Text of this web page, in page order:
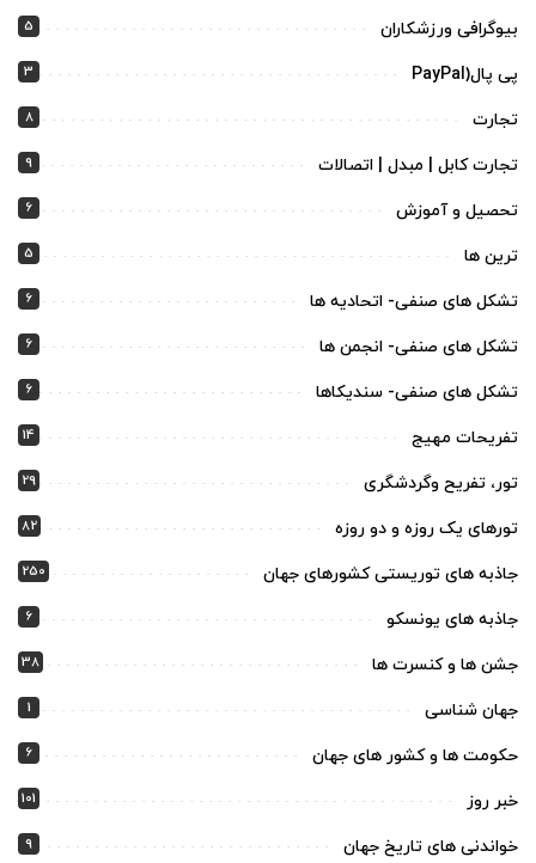
بیوگرافی ورزشکاران 5
پی پال(PayPal 3
تجارت 8
تجارت کابل | مبدل | اتصالات 9
تحصیل و آموزش 6
ترین ها 5
تشکل های صنفی- اتحادیه ها 6
تشکل های صنفی- انجمن ها 6
تشکل های صنفی- سندیکاها 6
تفریحات مهیج 14
تور، تفریح وگردشگری 29
تورهای یک روزه و دو روزه 82
جاذبه های توریستی کشورهای جهان 250
جاذبه های یونسکو 6
جشن ها و کنسرت ها 38
جهان شناسی 1
حکومت ها و کشور های جهان 6
خبر روز 101
خواندنی های تاریخ جهان 9